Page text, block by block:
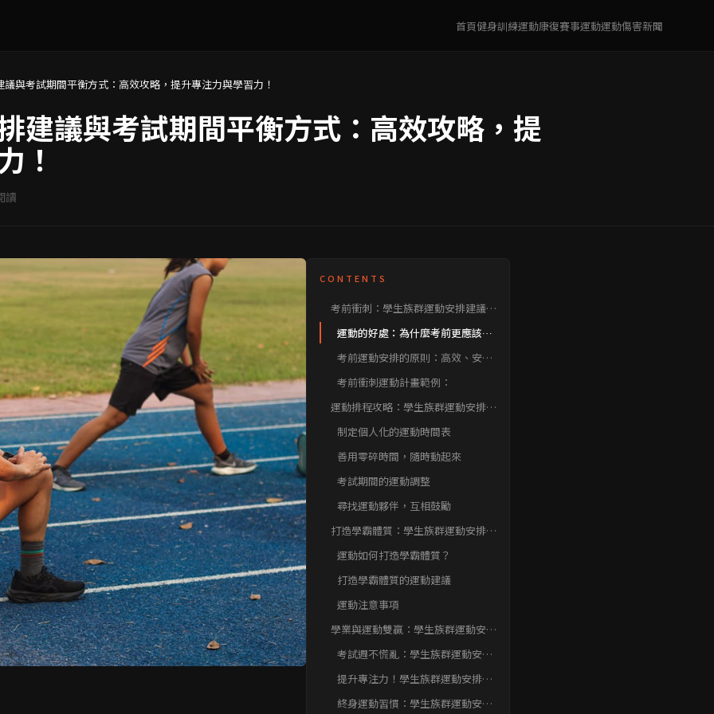
首頁健身訓練運動康復賽事運動運動傷害新聞
與考試期間平衡方式：高效攻略，提升專注力與學習力！
建議與考試期間平衡方式：高效攻略，提
！
讀
CONTENTS
考前衝刺：學生族群運動安排建議與
運動的好處：為什麼考前更應該動
考前運動安排的原則：高效、安
考前衝刺運動計畫範例：
運動排程攻略：學生族群運動安排建
制定個人化的運動時間表
善用零碎時間，隨時動起來
考試期間的運動調整
尋找運動夥伴，互相鼓勵
打造學霸體質：學生族群運動安排建
運動如何打造學霸體質？
打造學霸體質的運動建議
運動注意事項
學業與運動雙贏：學生族群運動安排
考試週不慌亂：學生族群運動安排
提升專注力！學生族群運動安排建
終身運動習慣：學生族群運動安排